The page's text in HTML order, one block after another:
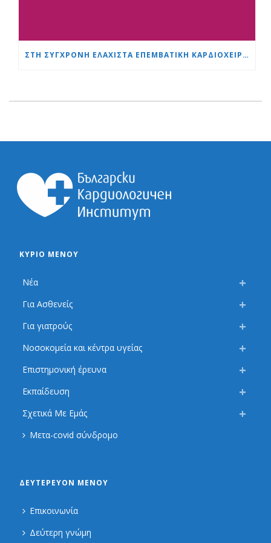
ΣΤΗ ΣΎΓΧΡΟΝΗ ΕΛΆΧΙΣΤΑ ΕΠΕΜΒΑΤΙΚΉ ΚΑΡΔΙΟΧΕΙΡΟΥΡΓΙΚΉ, Η ΗΛΙΚΊΑ ΕΊΝΑΙ ΑΠΛΏΣ ΈΝΑΣ ΑΡΙΘΜΌΣ
ΚΎΡΙΟ ΜΕΝΟΎ
Νέα
Για Ασθενείς
Για γιατρούς
Νοσοκομεία και κέντρα υγείας
Επιστημονική έρευνα
Εκπαίδευση
Σχετικά Με Εμάς
Μετα-covid σύνδρομο
ΔΕΥΤΕΡΕΎΟΝ ΜΕΝΟΎ
Επικοινωνία
Δεύτερη γνώμη